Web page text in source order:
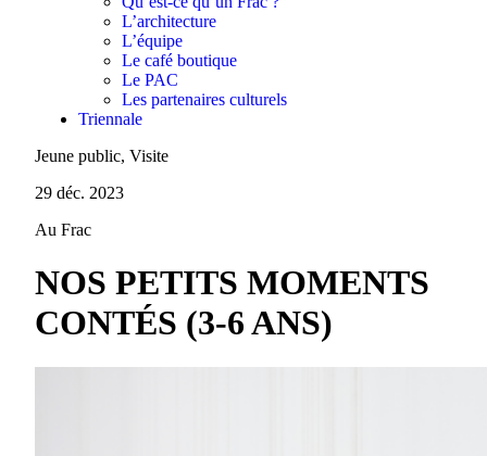
L’architecture
L’équipe
Le café boutique
Le PAC
Les partenaires culturels
Triennale
Jeune public, Visite
29 déc. 2023
Au Frac
NOS PETITS MOMENTS
CONTÉS (3-6 ANS)